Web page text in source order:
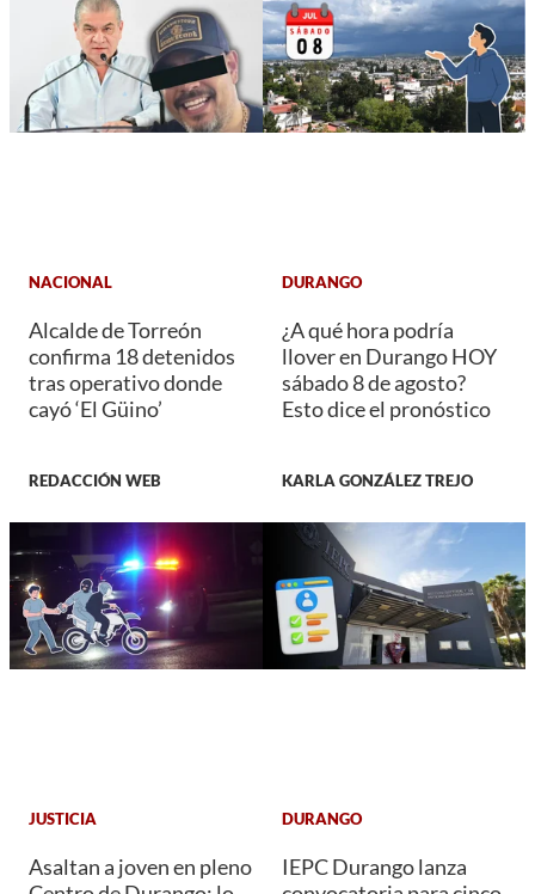
NACIONAL
Alcalde de Torreón
confirma 18 detenidos
tras operativo donde
cayó ‘El Güino’
REDACCIÓN WEB
DURANGO
¿A qué hora podría
llover en Durango HOY
sábado 8 de agosto?
Esto dice el pronóstico
KARLA GONZÁLEZ TREJO
JUSTICIA
Asaltan a joven en pleno
DURANGO
IEPC Durango lanza